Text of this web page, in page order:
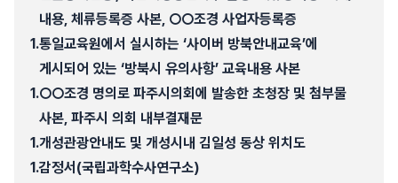
내용, 체류등록증 사본, ○○조경 사업자등록증
1.통일교육원에서 실시하는 ‘사이버 방북안내교육’에
게시되어 있는 ‘방북시 유의사항’ 교육내용 사본
1.○○조경 명의로 파주시의회에 발송한 초청장 및 첨부물
사본, 파주시 의회 내부결재문
1.개성관광안내도 및 개성시내 김일성 동상 위치도
1.감정서(국립과학수사연구소)